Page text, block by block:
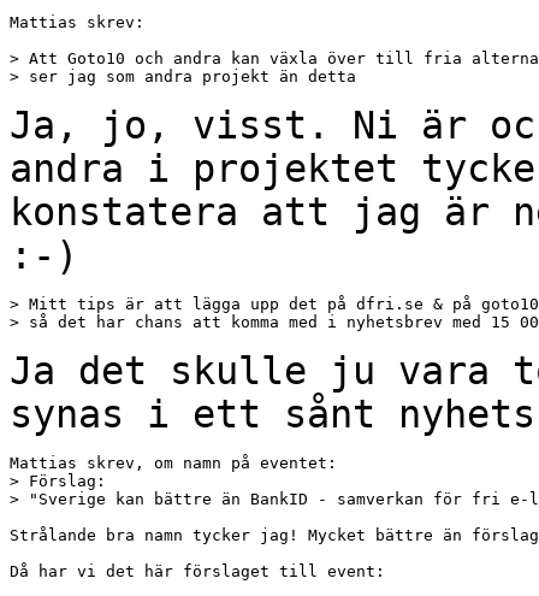
Mattias skrev:
> Att Goto10 och andra kan växla över till fria
> ser jag som andra projekt än detta
Ja, jo, visst. Ni är
andra i projektet
konstatera att jag är
:-)
> Mitt tips är att lägga upp det på dfri.se & på
> så det har chans att komma med i nyhetsbrev med 15
Ja det skulle ju vara
synas i ett sånt
Mattias skrev, om namn på eventet:
> Förslag:
> "Sverige kan bättre än BankID - samverkan för fri
Strålande bra namn tycker jag! Mycket bättre än
Då har vi det här förslaget till event: